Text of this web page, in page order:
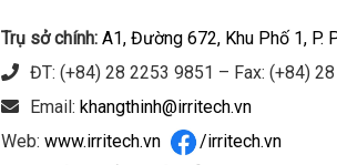
Trụ sở chính: A1, Đường 672, Khu Phố 1, P.
ĐT: (+84) 28 2253 9851 – Fax: (+84)
Email: khangthinh@irritech.vn
Web: www.irritech.vn
/irritech.vn